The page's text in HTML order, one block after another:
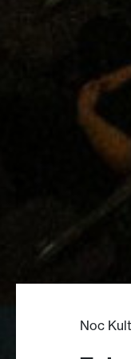
Noc